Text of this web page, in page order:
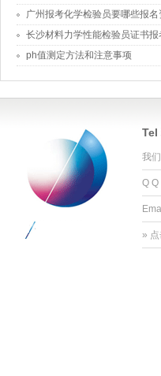
广州报考化学检验员要哪些报
长沙材料力学性能检验员证书
ph值测定方法和注意事项
Tel
我
Q
»